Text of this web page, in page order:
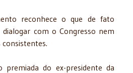
reconhece o que de fato
com o Congresso nem
premiada do ex-presidente da